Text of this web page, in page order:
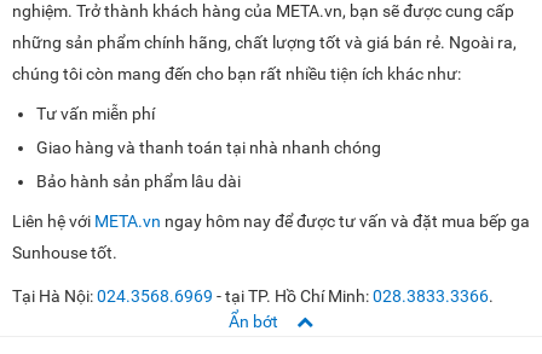
nghiệm. Trở thành khách hàng của META.vn, bạn sẽ được cung cấp
những sản phẩm chính hãng, chất lượng tốt và giá bán rẻ. Ngoài ra,
chúng tôi còn mang đến cho bạn rất nhiều tiện ích khác như:
Tư vấn miễn phí
Giao hàng và thanh toán tại nhà nhanh chóng
Bảo hành sản phẩm lâu dài
Liên hệ với META.vn ngay hôm nay để được tư vấn và đặt mua bếp ga
Sunhouse tốt.
Tại Hà Nội:024.3568.6969 - tại TP. Hồ Chí Minh:028.3833.3366.